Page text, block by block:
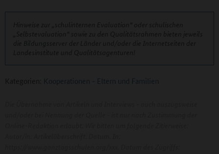
Kategorien: Kooperationen - Eltern und Familien